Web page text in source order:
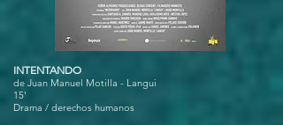
INTENTANDO
de Juan Manuel Motilla - Langui
15'
Drama / derechos humanos